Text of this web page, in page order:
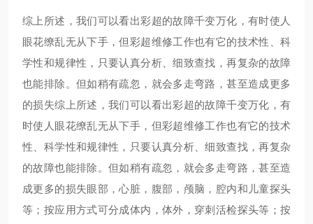
综上所述，我们可以看出彩超的故障千变万化，有时使人
眼花缭乱无从下手，但彩超维修工作也有它的技术性、科
学性和规律性，只要认真分析、细致查找，再复杂的故障
也能排除。但如稍有疏忽，就会多走弯路，甚至造成更多
的损失综上所述，我们可以看出彩超的故障千变万化，有
时使人眼花缭乱无从下手，但彩超维修工作也有它的技术
性、科学性和规律性，只要认真分析、细致查找，再复杂
的故障也能排除。但如稍有疏忽，就会多走弯路，甚至造
成更多的损失眼部，心脏，腹部，颅脑，腔内和儿童探头
等；按应用方式可分成体内，体外，穿刺活检探头等；按